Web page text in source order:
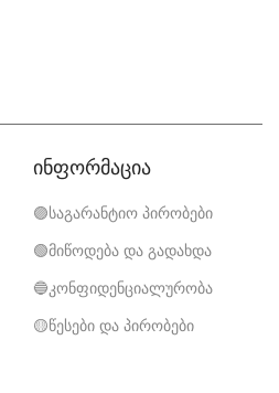
ინფორმაცია
🟣საგარანტიო პირობები
🟢მიწოდება და გადახდა
🔵კონფიდენციალურობა
🟡წესები და პირობები